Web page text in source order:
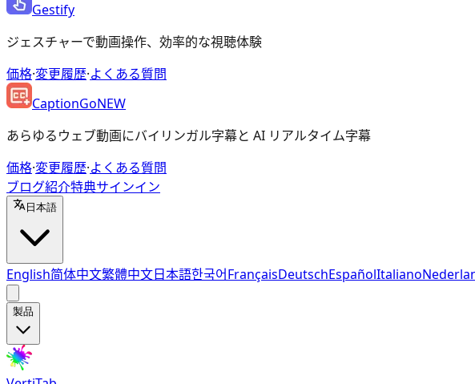
Gestify
ジェスチャーで動画操作、効率的な視聴体験
価格·変更履歴·よくある質問
CaptionGoNEW
あらゆるウェブ動画にバイリンガル字幕と AI リアルタイム字幕
価格·変更履歴·よくある質問
ブログ紹介特典サインイン
日本語
English简体中文繁體中文日本語한국어FrançaisDeutschEspañolItaliano
製品